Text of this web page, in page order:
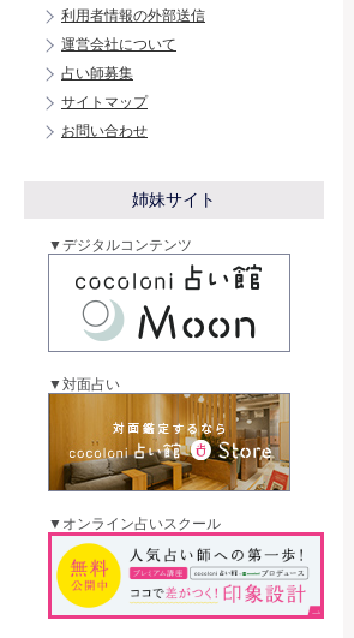
利用者情報の外部送信
運営会社について
占い師募集
サイトマップ
お問い合わせ
姉妹サイト
▼デジタルコンテンツ
▼対面占い
▼オンライン占いスクール